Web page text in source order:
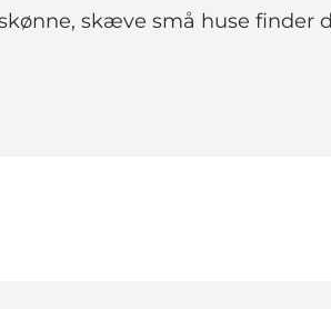
skæve små huse finder